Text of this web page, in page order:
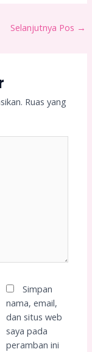
Selanjutnya Pos →
Ruas yang
Simpan
nama, email,
dan situs web
saya pada
peramban ini